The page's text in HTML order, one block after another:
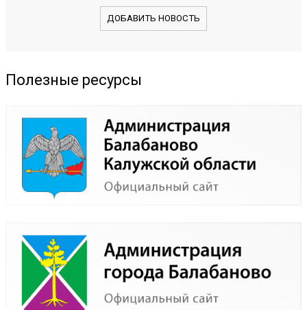
ДОБАВИТЬ НОВОСТЬ
Полезные ресурсы